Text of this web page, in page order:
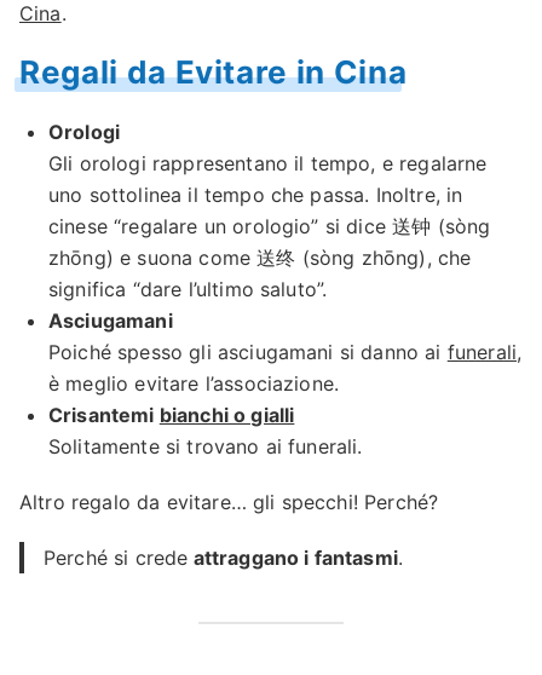
Cina.
Regali da Evitare in Cina
Orologi
Gli orologi rappresentano il tempo, e regalarne
uno sottolinea il tempo che passa. Inoltre, in
cinese “regalare un orologio” si dice 送钟 (sòng
zhōng) e suona come 送终 (sòng zhōng), che
significa “dare l’ultimo saluto”.
Asciugamani
Poiché spesso gli asciugamani si danno ai funerali,
è meglio evitare l’associazione.
Crisantemi bianchi o gialli
Solitamente si trovano ai funerali.
Altro regalo da evitare… gli specchi! Perché?
Perché si crede attraggano i fantasmi.